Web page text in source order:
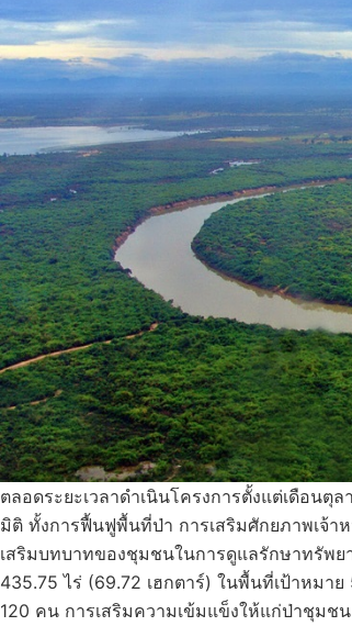
ตลอดระยะเวลาดำเนินโครงการตั้งแต่เดือน
มิติ ทั้งการฟื้นฟูพื้นที่ป่า การเสริมศักยภาพเจ้า
เสริมบทบาทของชุมชนในการดูแลรักษาทรัพ
435.75 ไร่ (69.72 เฮกตาร์) ในพื้นที่เป้าหมา
120 คน การเสริมความเข้มแข็งให้แก่ป่าชุมช